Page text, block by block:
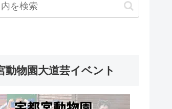
動物園大道芸イベント